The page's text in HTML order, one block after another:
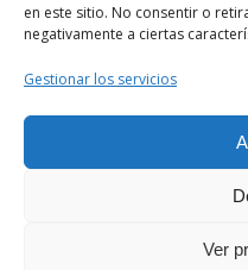
en este sitio. No consentir o
negativamente a ciertas
Gestionar los servicios
Ver